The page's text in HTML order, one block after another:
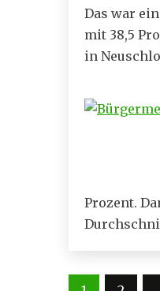
Das war
mit 38,5
in
Prozent.